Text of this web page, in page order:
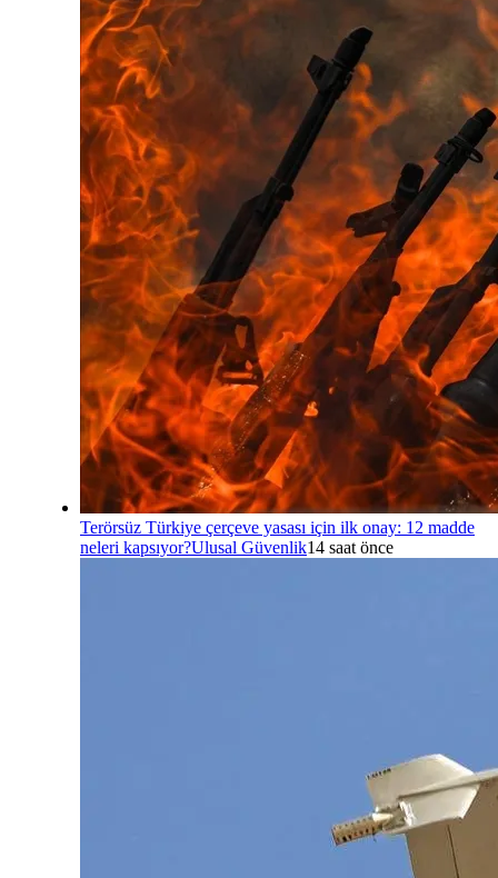
Terörsüz Türkiye çerçeve yasası için ilk onay: 12 madde
neleri kapsıyor?Ulusal Güvenlik14 saat önce